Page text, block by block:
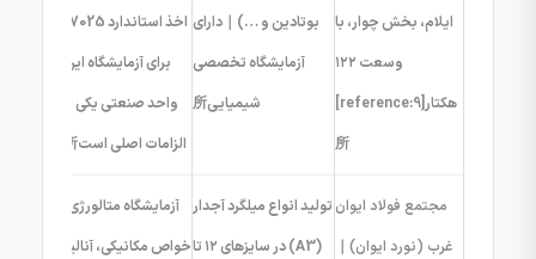
ایلام، بخش چوار، با
وسعت ۱۲۲
所
بوتادین و …)｜دارای
آزمایشگاه تخصصی
شیمیایی所
اخذ استاندارد 17025
برای آزمایشگاه این
واحد صنعتی یکی از
الزامات اصلی است所
مجتمع فولاد ایوان
غرب (نورد ایوان) ｜
تولید انواع میلگرد آجدار
(A3) در سایزهای ۱۲ تا
آزمایشگاه متالورژی،
خواص مکانیکی، آنالیز